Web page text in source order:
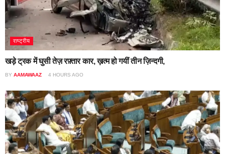
राष्ट्रीय
खड़े ट्रक में घुसी तेज़ रफ़्तार कार, ख़त्म हो गयीं तीन ज़िन्दगी,
BY AAMAWAAZ 4 HOURS AGO